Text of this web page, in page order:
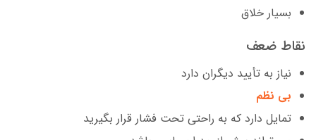
بسیار خلاق
نقاط ضعف
نیاز به تأیید دیگران دارد
بی نظم
تمایل دارد که به راحتی تحت فشار قرار بگیرید